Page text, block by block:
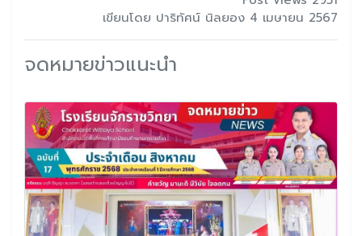
เขียนโดย ปาริทัศน์ นิลยอง 4 เมษายน 2567
จดหมายข่าวแนะนำ